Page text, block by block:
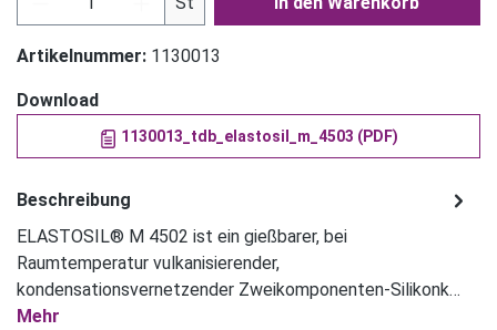
Artikelnummer: 1130013
Download
1130013_tdb_elastosil_m_4503 (PDF)
Beschreibung
ELASTOSIL® M 4502 ist ein gießbarer, bei
Raumtemperatur vulkanisierender,
kondensationsvernetzender Zweikomponenten-Silikonk…
Mehr